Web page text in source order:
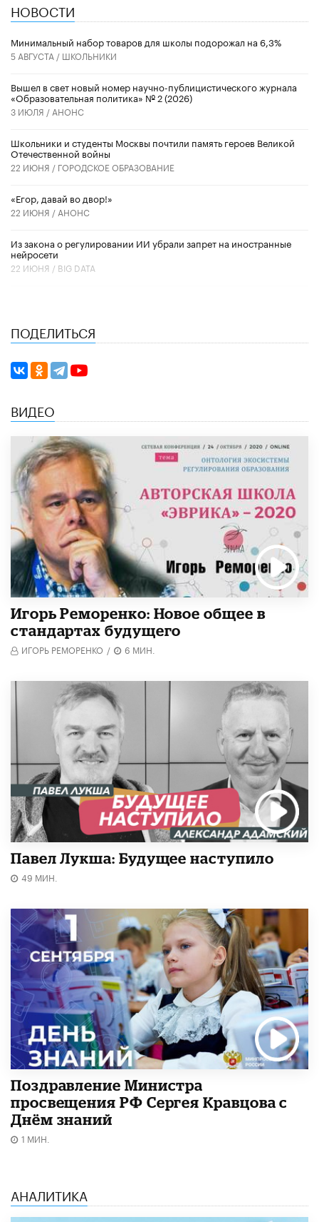
НОВОСТИ
Минимальный набор товаров для школы подорожал на 6,3%
5 АВГУСТА / ШКОЛЬНИКИ
Вышел в свет новый номер научно-публицистического журнала
«Образовательная политика» № 2 (2026)
3 ИЮЛЯ / АНОНС
Школьники и студенты Москвы почтили память героев Великой
Отечественной войны
22 ИЮНЯ / ГОРОДСКОЕ ОБРАЗОВАНИЕ
«Егор, давай во двор!»
22 ИЮНЯ / АНОНС
Из закона о регулировании ИИ убрали запрет на иностранные
нейросети
22 ИЮНЯ / BIG DATA
ПОДЕЛИТЬСЯ
ВИДЕО
Игорь Реморенко: Новое общее в
стандартах будущего
ИГОРЬ РЕМОРЕНКО / 6 МИН.
Павел Лукша: Будущее наступило
49 МИН.
Поздравление Министра
просвещения РФ Сергея Кравцова с
Днём знаний
1 МИН.
АНАЛИТИКА